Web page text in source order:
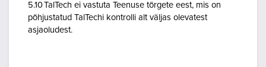
5.10 TalTech ei vastuta Teenuse tõrgete eest, mis on
põhjustatud TalTechi kontrolli alt väljas olevatest
asjaoludest.